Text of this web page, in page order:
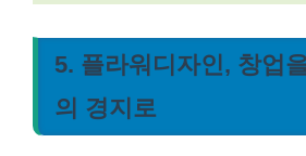
5. 플라워디자인, 창업
의 경지로